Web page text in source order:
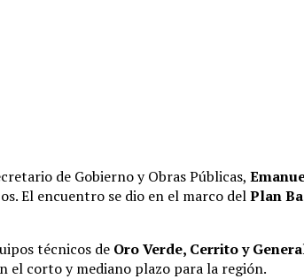
de Gobierno y Obras Públicas,
.El encuentro se dio en el marco delPlan
técnicos de Oro Verde, Cerrito y
el corto y mediano plazo para la región.